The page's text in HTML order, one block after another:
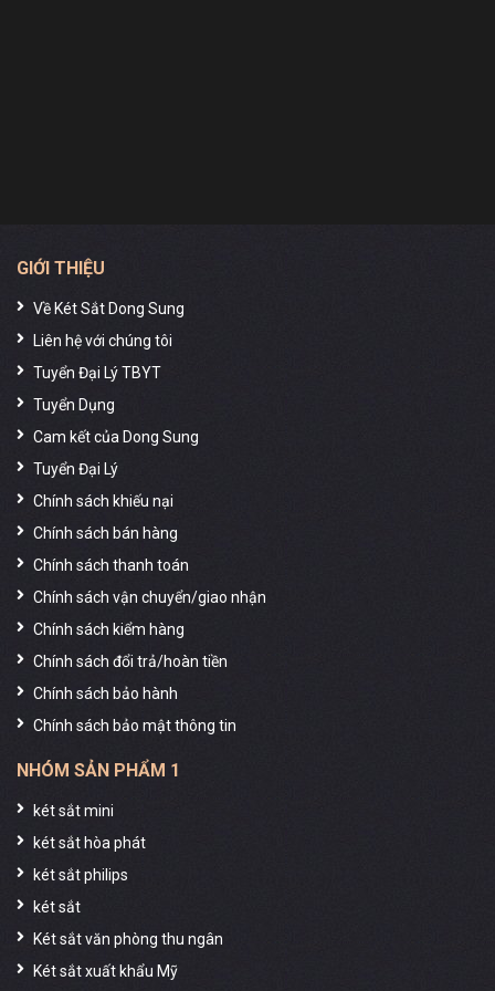
GIỚI THIỆU
Về Két Sắt Dong Sung
Liên hệ với chúng tôi
Tuyển Đại Lý TBYT
Tuyển Dụng
Cam kết của Dong Sung
Tuyển Đại Lý
Chính sách khiếu nại
Chính sách bán hàng
Chính sách thanh toán
Chính sách vận chuyển/giao nhận
Chính sách kiểm hàng
Chính sách đổi trả/hoàn tiền
Chính sách bảo hành
Chính sách bảo mật thông tin
NHÓM SẢN PHẨM 1
két sắt mini
két sắt hòa phát
két sắt philips
két sắt
Két sắt văn phòng thu ngân
Két sắt xuất khẩu Mỹ